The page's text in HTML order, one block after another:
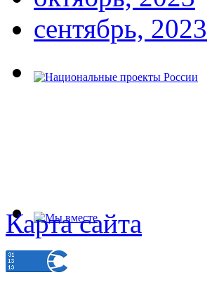
сентябрь, 2023
Карта сайта